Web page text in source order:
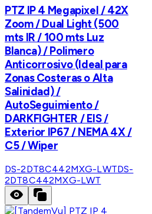
PTZ IP 4 Megapixel / 42X
Zoom / Dual Light (500
mts IR / 100 mts Luz
Blanca) / Polimero
Anticorrosivo (Ideal para
Zonas Costeras o Alta
Salinidad) /
AutoSeguimiento /
DARKFIGHTER / EIS /
Exterior IP67 / NEMA 4X /
C5 / Wiper
DS-2DT8C442MXG-LWTDS-
2DT8C442MXG-LWT